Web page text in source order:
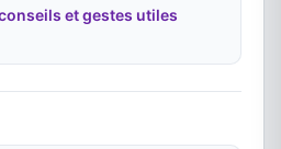
et gestes utiles